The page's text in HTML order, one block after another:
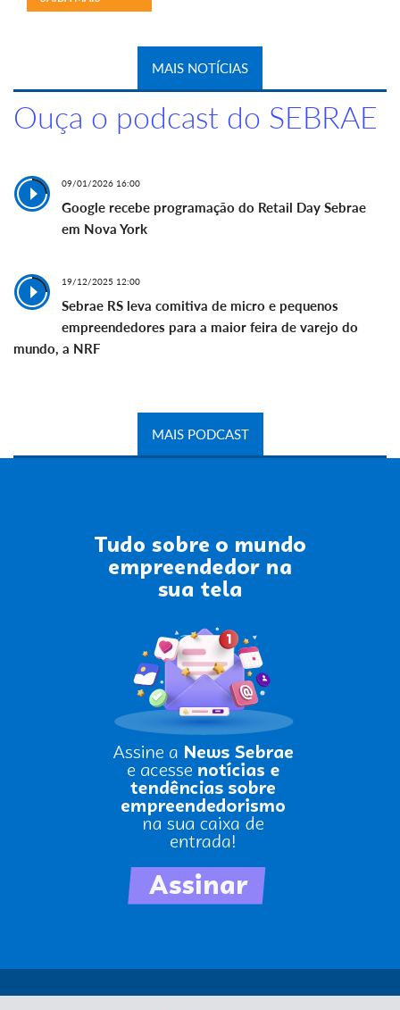
MAIS NOTÍCIAS
Ouça o podcast do SEBRAE
09/01/2026 16:00
Google recebe programação do Retail Day Sebrae
em Nova York
19/12/2025 12:00
Sebrae RS leva comitiva de micro e pequenos
empreendedores para a maior feira de varejo do
mundo, a NRF
MAIS PODCAST